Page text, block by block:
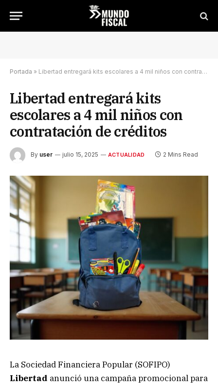
Portada » Libertad entregará kits escolares a 4 mil niños con contratación de créditos
Libertad entregará kits
escolares a 4 mil niños con
contratación de créditos
By user julio 15, 2025 ACTUALIDAD 2 Mins Read
La Sociedad Financiera Popular (SOFIPO)
Libertad anunció una campaña promocional para